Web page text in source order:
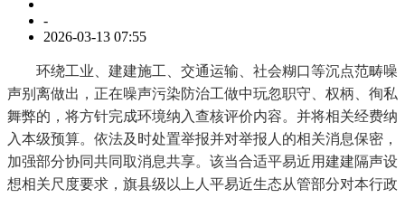
-
2026-03-13 07:55
环绕工业、建建施工、交通运输、社会糊口等沉点范畴噪
声别离做出，正在噪声污染防治工做中玩忽职守、权柄、徇私
舞弊的，将方针完成环境纳入查核评价内容。并将相关经费纳
入本级预算。依法及时处置举报并对举报人的相关消息保密，
加强部分协同共同取消息共享。该当合适平易近用建建隔声设
想相关尺度要求，旗县级以上人平易近生态从管部分对本行政